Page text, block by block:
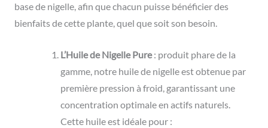
base de nigelle, afin que chacun puisse bénéficier des
bienfaits de cette plante, quel que soit son besoin.
L’Huile de Nigelle Pure: produit phare de la
gamme, notre huile de nigelle est obtenue par
première pression à froid, garantissant une
concentration optimale en actifs naturels.
Cette huile est idéale pour :